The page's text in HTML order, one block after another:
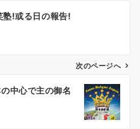
塾!或る日の報告!
次のページへ
中心で主の御名